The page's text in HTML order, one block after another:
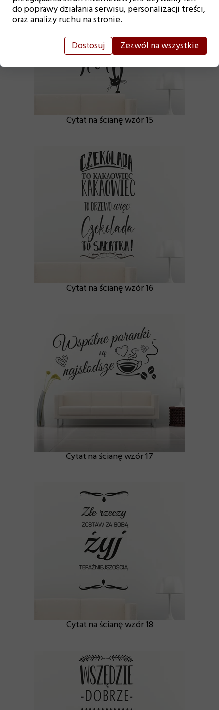
Cytat na ścianę wzór 15
Cytat na ścianę wzór 16
Cytat na ścianę wzór 17
Cytat na ścianę wzór 18
do poprawy działania serwisu, personalizacji treści,
oraz analizy ruchu na stronie.
Dostosuj
Zezwól na wszystkie